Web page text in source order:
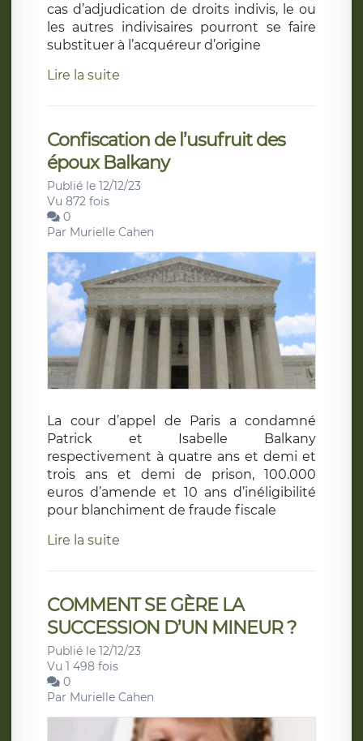
cas d’adjudication de droits indivis, le ou
les autres indivisaires pourront se faire
substituer à l’acquéreur d’origine
Lire la suite
Confiscation de l’usufruit des
époux Balkany
Publié le 12/12/23
Vu 872 fois
0
Par Murielle Cahen
La cour d’appel de Paris a condamné
Patrick et Isabelle Balkany
respectivement à quatre ans et demi et
trois ans et demi de prison, 100.000
euros d’amende et 10 ans d’inéligibilité
pour blanchiment de fraude fiscale
Lire la suite
COMMENT SE GÈRE LA
SUCCESSION D’UN MINEUR ?
Publié le 12/12/23
Vu 1 498 fois
0
Par Murielle Cahen